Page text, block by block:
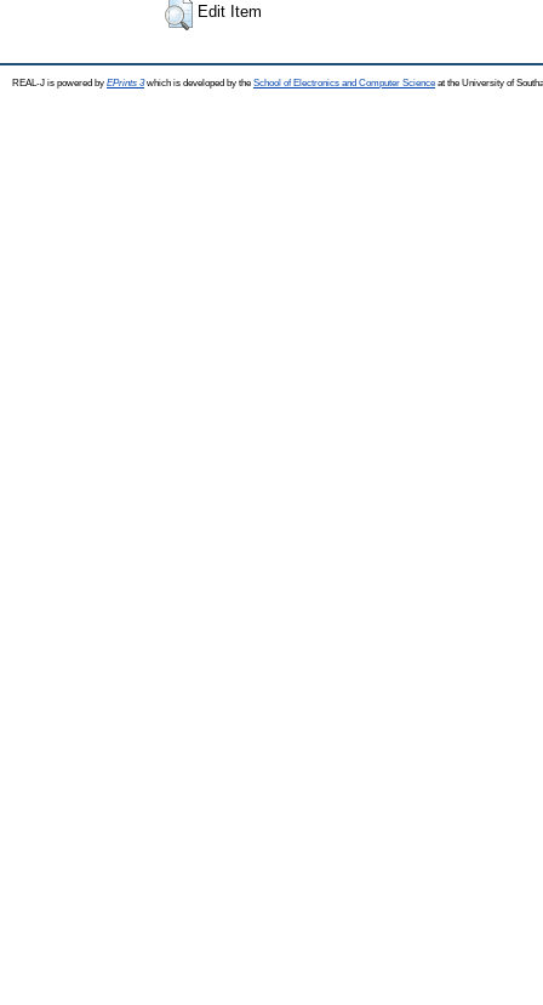
Edit Item
REAL-J is powered by EPrints 3which is developed by the School of Electronics and Computer Science at the University of